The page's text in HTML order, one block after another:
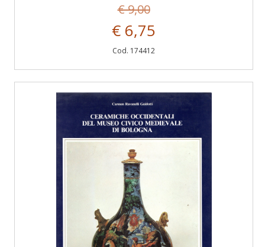
€ 9,00
€ 6,75
Cod. 174412